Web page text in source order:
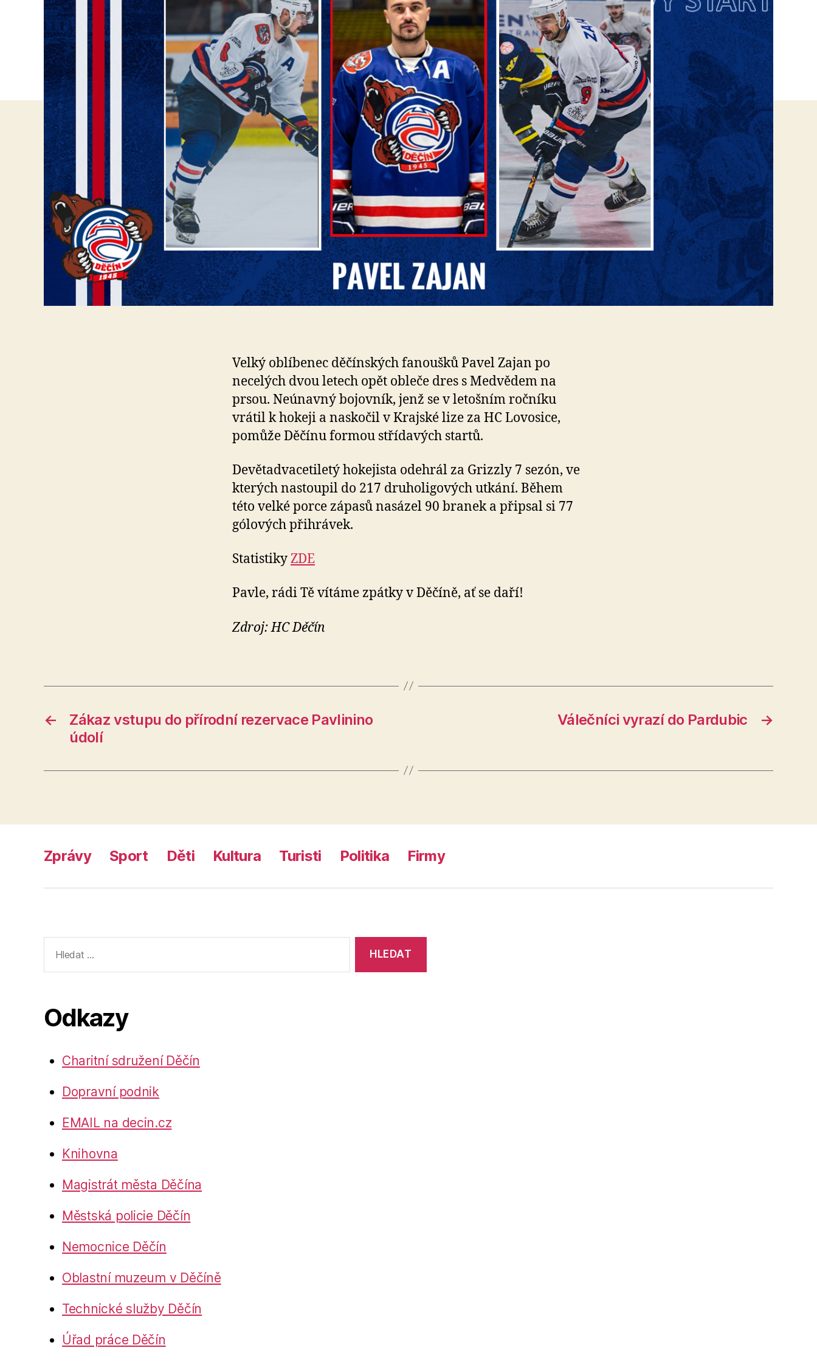
Velký oblíbenec děčínských fanoušků Pavel Zajan po
necelých dvou letech opět obleče dres s Medvědem na
prsou. Neúnavný bojovník, jenž se v letošním ročníku
vrátil k hokeji a naskočil v Krajské lize za HC Lovosice,
pomůže Děčínu formou střídavých startů.
Devětadvacetiletý hokejista odehrál za Grizzly 7 sezón, ve
kterých nastoupil do 217 druholigových utkání. Během
této velké porce zápasů nasázel 90 branek a připsal si 77
gólových přihrávek.
StatistikyZDE
Pavle, rádi Tě vítáme zpátky v Děčíně, ať se daří!
Zdroj: HC Děčín
←
Zákaz vstupu do přírodní rezervace Pavlinino
údolí
→
Válečníci vyrazí do Pardubic
Zprávy Sport Děti Kultura Turisti Politika Firmy
vyhledávání:
Odkazy
Charitní sdružení Děčín
Dopravní podnik
EMAIL na decin.cz
Knihovna
Magistrát města Děčína
Městská policie Děčín
Nemocnice Děčín
Oblastní muzeum v Děčíně
Technické služby Děčín
Úřad práce Děčín